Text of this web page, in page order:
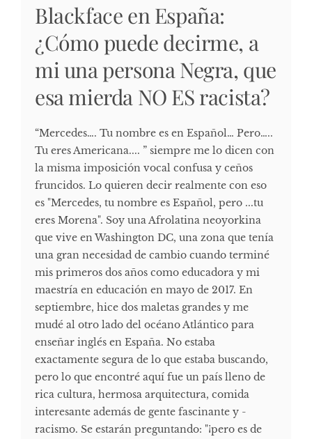
Blackface en España:
¿Cómo puede decirme, a
mi una persona Negra, que
esa mierda NO ES racista?
“Mercedes…. Tu nombre es en Español… Pero…..
Tu eres Americana.... ” siempre me lo dicen con
la misma imposición vocal confusa y ceños
fruncidos. Lo quieren decir realmente con eso
es "Mercedes, tu nombre es Español, pero ...tu
eres Morena". Soy una Afrolatina neoyorkina
que vive en Washington DC, una zona que tenía
una gran necesidad de cambio cuando terminé
mis primeros dos años como educadora y mi
maestría en educación en mayo de 2017. En
septiembre, hice dos maletas grandes y me
mudé al otro lado del océano Atlántico para
enseñar inglés en España. No estaba
exactamente segura de lo que estaba buscando,
pero lo que encontré aquí fue un país lleno de
rica cultura, hermosa arquitectura, comida
interesante además de gente fascinante y -
racismo. Se estarán preguntando: "¡pero es de